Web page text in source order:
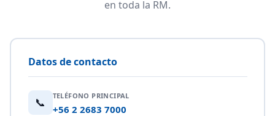
en toda la RM.
Datos de contacto
📞 TELÉFONO PRINCIPAL
+56 2 2683 7000